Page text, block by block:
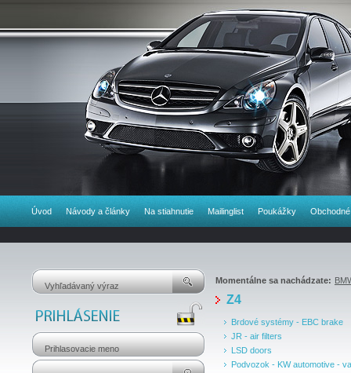
Úvod Návody a články Na stiahnutie Mailinglist Poukážky
Momentálne sa nachádzate:
Z4
Brdové systémy - EBC brake
JR - air filters
LSD doors
Podvozok - KW automotive -